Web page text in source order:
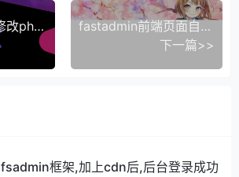
phpstorm如何修改php版本
fastadmin前端页面自定义状态颜色
下一篇>>
fsadmin框架,加上cdn后,后台登录成功